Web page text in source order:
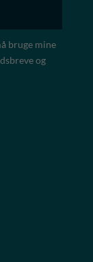
bruge mine
og